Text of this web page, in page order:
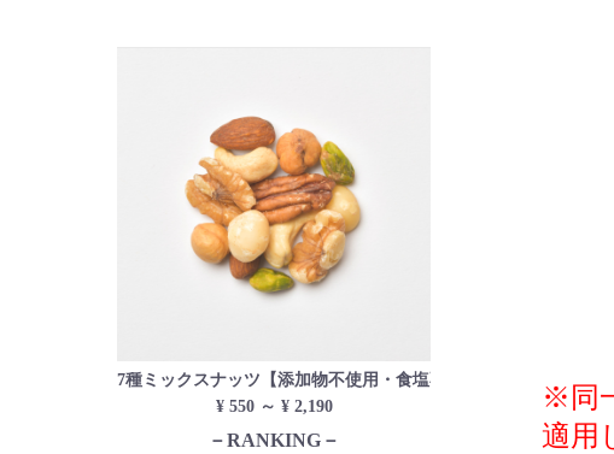
7種ミックスナッツ【添加物不使用・食塩不使用】
¥ 550 ～ ¥ 2,190
－RANKING－
※同
適用